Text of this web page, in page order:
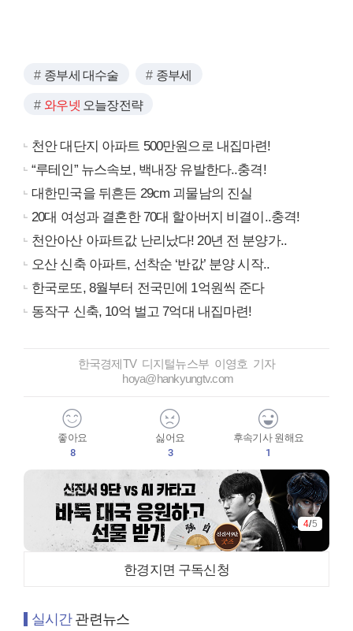
종부세 대수술 종부세
와우넷 오늘장전략
천안 대단지 아파트 500만원으로 내집마련!
“루테인” 뉴스속보, 백내장 유발한다..충격!
대한민국을 뒤흔든 29cm 괴물남의 진실
20대 여성과 결혼한 70대 할아버지 비결이..충격!
천안아산 아파트값 난리났다! 20년 전 분양가..
오산 신축 아파트, 선착순 ‘반값’ 분양 시작..
한국로또, 8월부터 전국민에 1억원씩 준다
동작구 신축, 10억 벌고 7억대 내집마련!
한국경제TV 디지털뉴스부 이영호 기자
hoya@hankyungtv.com
좋아요
8
싫어요
3
후속기사 원해요
1
4/5
한경지면 구독신청
실시간관련뉴스